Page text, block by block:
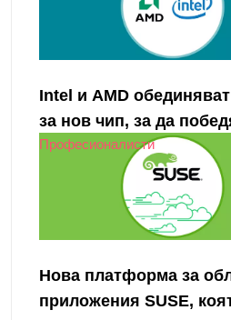
Intel и AMD
за нов чип, за да
Професионалисти
Нова платформа за
приложения SUSE,